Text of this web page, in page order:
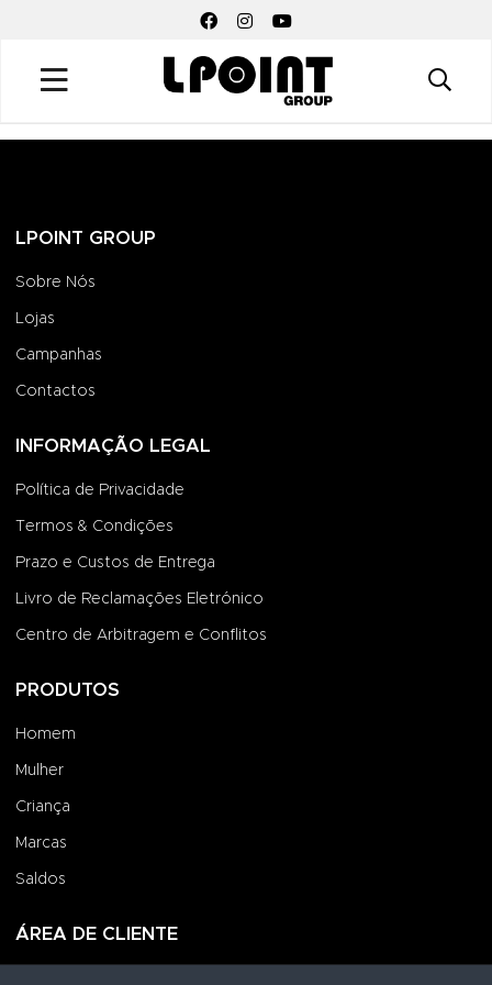
FACEBOOK SOCIAL LINK
INSTAGRAM SOCIAL LINK
YOUTUBE SOCIAL LINK
LPOINT GROUP
Sobre Nós
Lojas
Campanhas
Contactos
INFORMAÇÃO LEGAL
Política de Privacidade
Termos & Condições
Prazo e Custos de Entrega
Livro de Reclamações Eletrónico
Centro de Arbitragem e Conflitos
PRODUTOS
Homem
Mulher
Criança
Marcas
Saldos
ÁREA DE CLIENTE